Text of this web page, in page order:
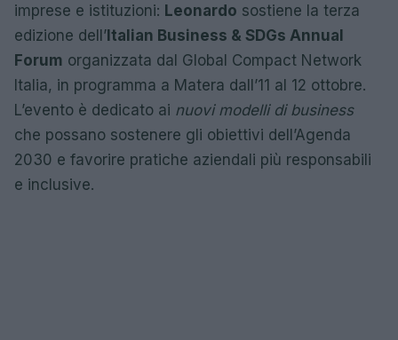
imprese e istituzioni: Leonardo sostiene la terza
edizione dell’Italian Business & SDGs Annual
Forum organizzata dal Global Compact Network
Italia, in programma a Matera dall’11 al 12 ottobre.
L’evento è dedicato ai nuovi modelli di business
che possano sostenere gli obiettivi dell’Agenda
2030 e favorire pratiche aziendali più responsabili
e inclusive.